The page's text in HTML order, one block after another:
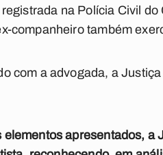
na Polícia Civil
companheiro também
com a advogada, a
elementos apresentados, a